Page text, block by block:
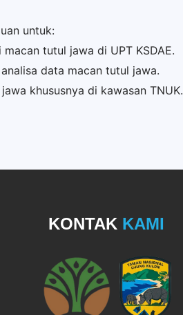
untuk:
tutul jawa di UPT KSDAE.
data macan tutul jawa.
khususnya di kawasan TNUK.
KONTAK KAMI